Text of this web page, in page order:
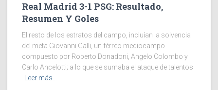
Real Madrid 3-1 PSG: Resultado,
Resumen Y Goles
El resto de los estratos del campo, incluían la solvencia
del meta Giovanni Galli, un férreo mediocampo
compuesto por Roberto Donadoni, Angelo Colombo y
Carlo Ancelotti; a lo que se sumaba el ataque de talentos
Leer más…